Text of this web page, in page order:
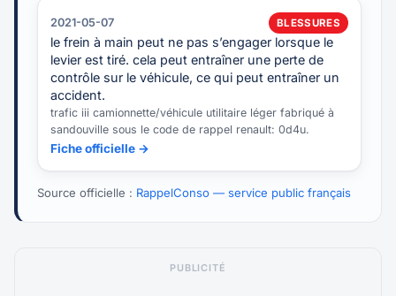
2021-05-07 BLESSURES
le frein à main peut ne pas s’engager lorsque le
levier est tiré. cela peut entraîner une perte de
contrôle sur le véhicule, ce qui peut entraîner un
accident.
trafic iii camionnette/véhicule utilitaire léger fabriqué à
sandouville sous le code de rappel renault: 0d4u.
Fiche officielle →
Source officielle : RappelConso — service public français
PUBLICITÉ